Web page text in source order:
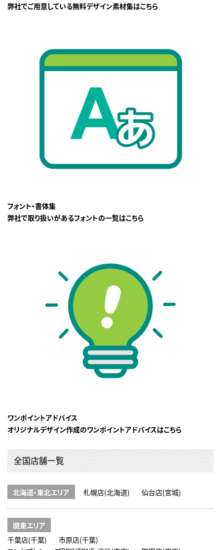
弊社でご用意している無料デザイン素材集はこちら
フォント・書体集
弊社で取り扱いがあるフォントの一覧はこちら
ワンポイントアドバイス
オリジナルデザイン作成のワンポイントアドバイスはこちら
全国店舗一覧
北海道・東北エリア 札幌店(北海道) 仙台店(宮城)
関東エリア
千葉店(千葉)
市原店(千葉)